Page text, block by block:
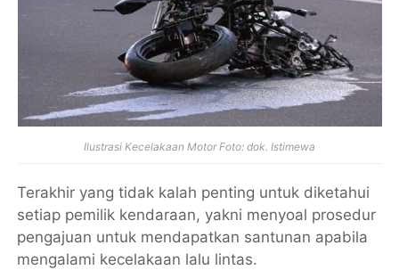
Ilustrasi Kecelakaan Motor Foto: dok. Istimewa
Terakhir yang tidak kalah penting untuk diketahui
setiap pemilik kendaraan, yakni menyoal prosedur
pengajuan untuk mendapatkan santunan apabila
mengalami kecelakaan lalu lintas.